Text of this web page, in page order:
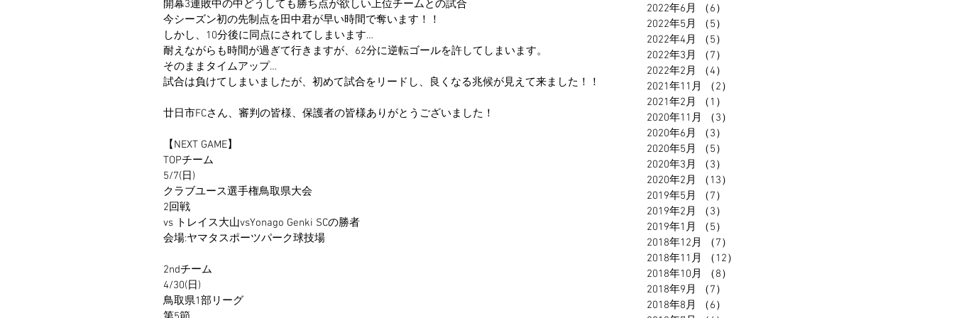
開幕3連敗中の中どうしても勝ち点が欲しい上位チームとの試合
今シーズン初の先制点を田中君が早い時間で奪います！！
しかし、10分後に同点にされてしまいます…
耐えながらも時間が過ぎて行きますが、62分に逆転ゴールを許してしまいます。
そのままタイムアップ…
試合は負けてしまいましたが、初めて試合をリードし、良くなる兆候が見えて来ました！！
廿日市FCさん、審判の皆様、保護者の皆様ありがとうございました！
【NEXT GAME】
TOPチーム
5/7(日)
クラブユース選手権鳥取県大会
2回戦
vs トレイス大山vsYonago Genki SCの勝者
会場:ヤマタスポーツパーク球技場
2ndチーム
4/30(日)
鳥取県1部リーグ
2022年6月 （6）
2022年5月
（5）
2022年4月
（5）
2022年3月
（7）
2022年2月
（4）
2021年11月
（2）
2021年2月
（1）
2020年11月
（3）
2020年6月
（3）
2020年5月
（5）
2020年3月
（3）
2020年2月
（13）
2019年5月
（7）
2019年2月
（3）
2019年1月
（5）
2018年12月
（7）
2018年11月
（12）
2018年10月
（8）
2018年9月
（7）
2018年8月
（6）